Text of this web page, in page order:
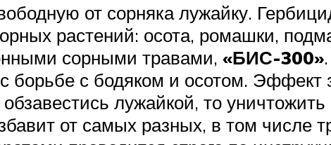
от сорняка лужайку.
растений: осота, ромашки,
сорными травами, «БИС-300»
борьбе с бодяком и осотом.
лужайкой, то
от самых разных, в том числе